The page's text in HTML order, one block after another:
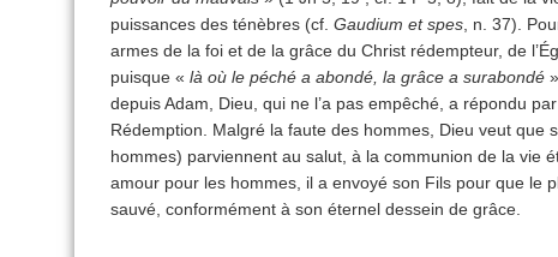
puissances des ténèbres (cf. Gaudium et spes , n. 37).
armes de la foi et de la grâce du Christ rédempteur, de
puisque « là où le péché a abondé, la grâce a surabondé
depuis Adam, Dieu, qui ne l’a pas empêché, a répondu
Rédemption. Malgré la faute des hommes, Dieu veut que
hommes) parviennent au salut, à la communion de la vie
amour pour les hommes, il a envoyé son Fils pour que le
sauvé, conformément à son éternel dessein de grâce.